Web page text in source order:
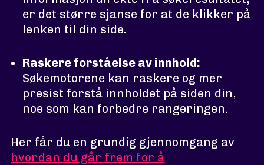
er det større sjanse for at de klikker på
lenken til din side.
Raskere forståelse av innhold:
Søkemotorene kan raskere og mer
presist forstå innholdet på siden din,
noe som kan forbedre rangeringen.
Her får du en grundig gjennomgang av
hvordan du går frem for å